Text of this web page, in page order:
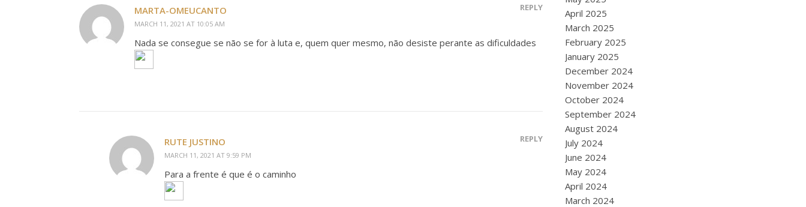
MARTA-OMEUCANTO
MARCH 11, 2021 AT 10:05 AM
REPLY
Nada se consegue se não se for à luta e, quem quer mesmo, não desiste perante as dificuldades
RUTE JUSTINO
MARCH 11, 2021 AT 9:59 PM
REPLY
Para a frente é que é o caminho
April 2025
March 2025
February 2025
January 2025
December 2024
November 2024
October 2024
September 2024
August 2024
July 2024
June 2024
May 2024
April 2024
March 2024